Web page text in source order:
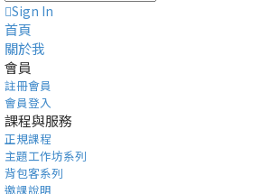
Sign In
首頁
關於我
會員
註冊會員
會員登入
課程與服務
正規課程
主題工作坊系列
背包客系列
邀課說明